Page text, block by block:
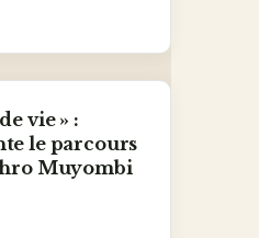
vie » :
le parcours
Muyombi